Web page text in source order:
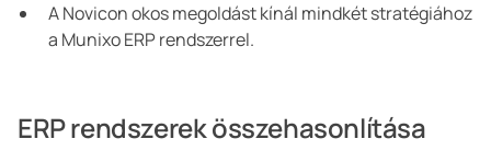
A Novicon okos megoldást kínál mindkét stratégiához
a Munixo ERP rendszerrel.
ERP rendszerek összehasonlítása